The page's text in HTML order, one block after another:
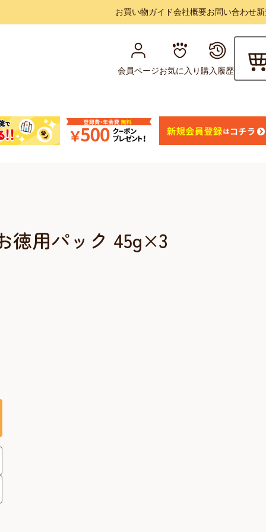
お買い物ガイド会社概要お問い合わせ
会員ページお気に入り購入履歴
徳用パック 45g×3